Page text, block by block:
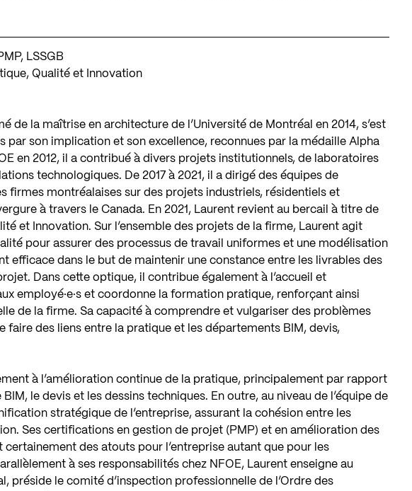
LSSGB
Qualité et Innovation
de la maîtrise en architecture de l’Université de Montréal en 2014, s’est
par son implication et son excellence, reconnues par la médaille Alpha
en 2012, il a contribué à divers projets institutionnels, de laboratoires
technologiques. De 2017 à 2021, il a dirigé des équipes de
firmes montréalaises sur des projets industriels, résidentiels et
à travers le Canada. En 2021, Laurent revient au bercail à titre de
et Innovation. Sur l’ensemble des projets de la firme, Laurent agit
pour assurer des processus de travail uniformes et une modélisation
efficace dans le but de maintenir une constance entre les livrables des
Dans cette optique, il contribue également à l’accueil et
employé·e·s et coordonne la formation pratique, renforçant ainsi
de la firme. Sa capacité à comprendre et vulgariser des problèmes
faire des liens entre la pratique et les départements BIM, devis,
à l’amélioration continue de la pratique, principalement par rapport
le devis et les dessins techniques. En outre, au niveau de l’équipe de
stratégique de l’entreprise, assurant la cohésion entre les
Ses certifications en gestion de projet (PMP) et en amélioration des
certainement des atouts pour l’entreprise autant que pour les
à ses responsabilités chez NFOE, Laurent enseigne au
préside le comité d’inspection professionnelle de l’Ordre des